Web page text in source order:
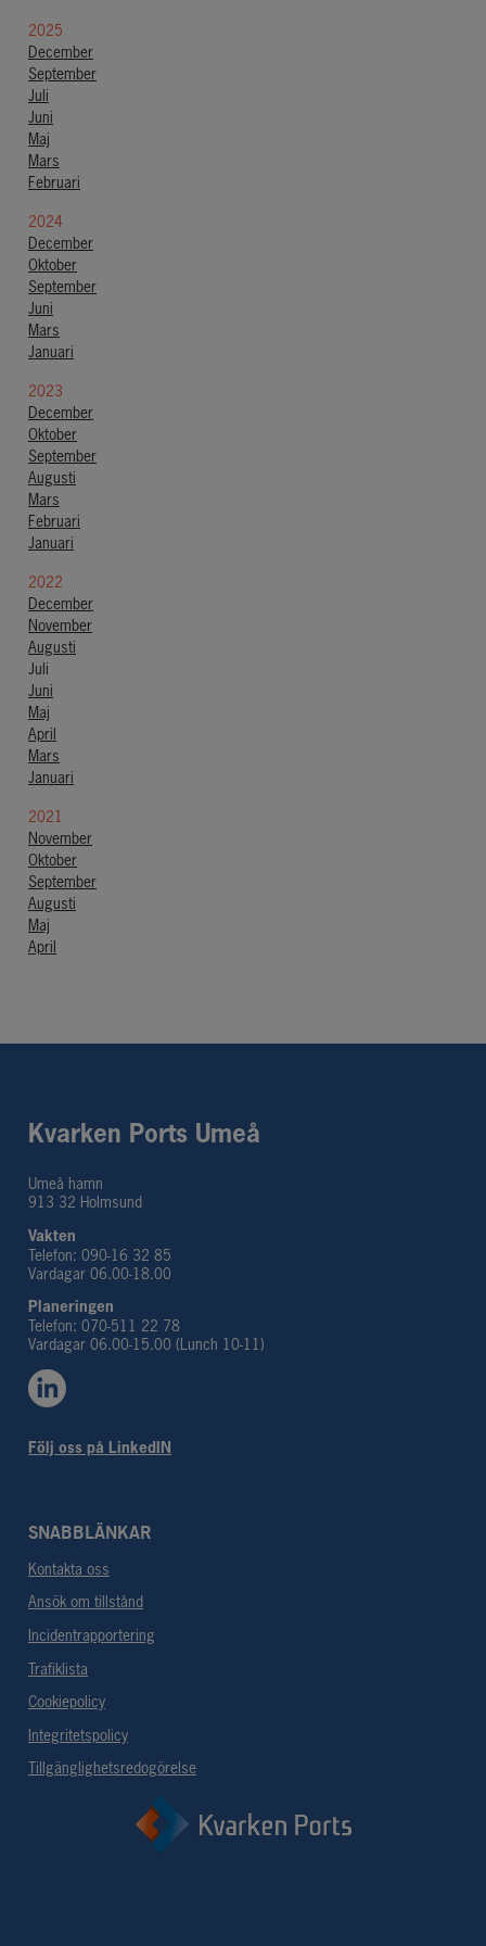
2025
December
September
Juli
Juni
Maj
Mars
Februari
2024
December
Oktober
September
Juni
Mars
Januari
2023
December
Oktober
September
Augusti
Mars
Februari
Januari
2022
December
November
Augusti
Juli
Juni
Maj
April
Mars
Januari
2021
November
Oktober
September
Augusti
Maj
April
Kvarken Ports Umeå
Umeå hamn
913 32 Holmsund
Vakten
Telefon: 090-16 32 85
Vardagar 06.00-18.00
Planeringen
Telefon: 070-511 22 78
Vardagar 06.00-15.00 (Lunch 10-11)
Följ oss på LinkedIN
SNABBLÄNKAR
Kontakta oss
Ansök om tillstånd
Incidentrapportering
Trafiklista
Cookiepolicy
Integritetspolicy
Tillgänglighetsredogörelse